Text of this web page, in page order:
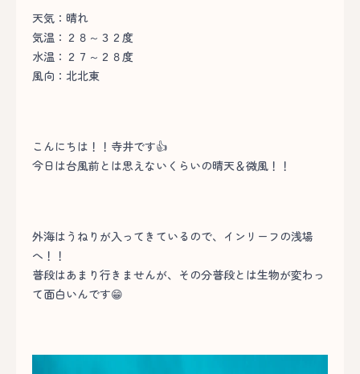
天気：晴れ
気温：２８～３２度
水温：２７～２８度
風向：北北東
こんにちは！！寺井です👍
今日は台風前とは思えないくらいの晴天＆微風！！
外海はうねりが入ってきているので、インリーフの浅場
へ！！
普段はあまり行きませんが、その分普段とは生物が変わっ
て面白いんです😁